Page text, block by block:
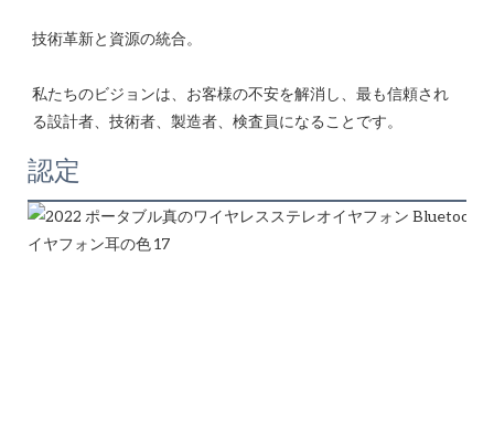
私たちのビジョンは、お客様の不安を解消し、最も信頼され
認定